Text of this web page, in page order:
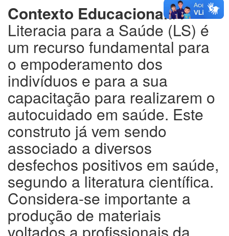
Contexto Educacional:A
Literacia para a Saúde (LS) é
um recurso fundamental para
o empoderamento dos
indivíduos e para a sua
capacitação para realizarem o
autocuidado em saúde. Este
construto já vem sendo
associado a diversos
desfechos positivos em saúde,
segundo a literatura científica.
Considera-se importante a
produção de materiais
voltados a profissionais da